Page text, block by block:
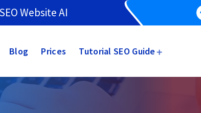
SEO Website AI
Blog Prices Tutorial SEO Guide